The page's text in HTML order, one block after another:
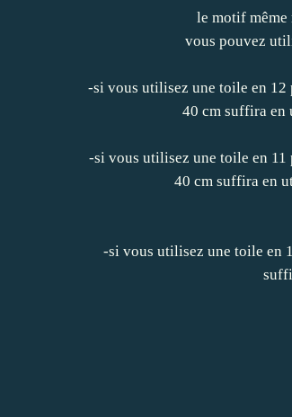
le motif même
vous pouvez
-si vous utilisez une toile en 12
40 cm suffira en
-si vous utilisez une toile en 11
40 cm suffira en
-si vous utilisez une toile en